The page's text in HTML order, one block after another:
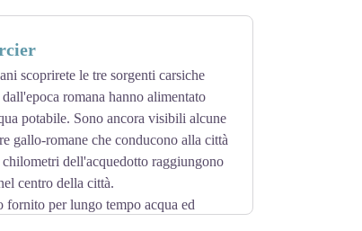
scoprirete le tre sorgenti carsiche
romana hanno alimentato
potabile. Sono ancora visibili alcune
gallo-romane che conducono alla città
dell'acquedotto raggiungono
centro della città.
fornito per lungo tempo acqua ed